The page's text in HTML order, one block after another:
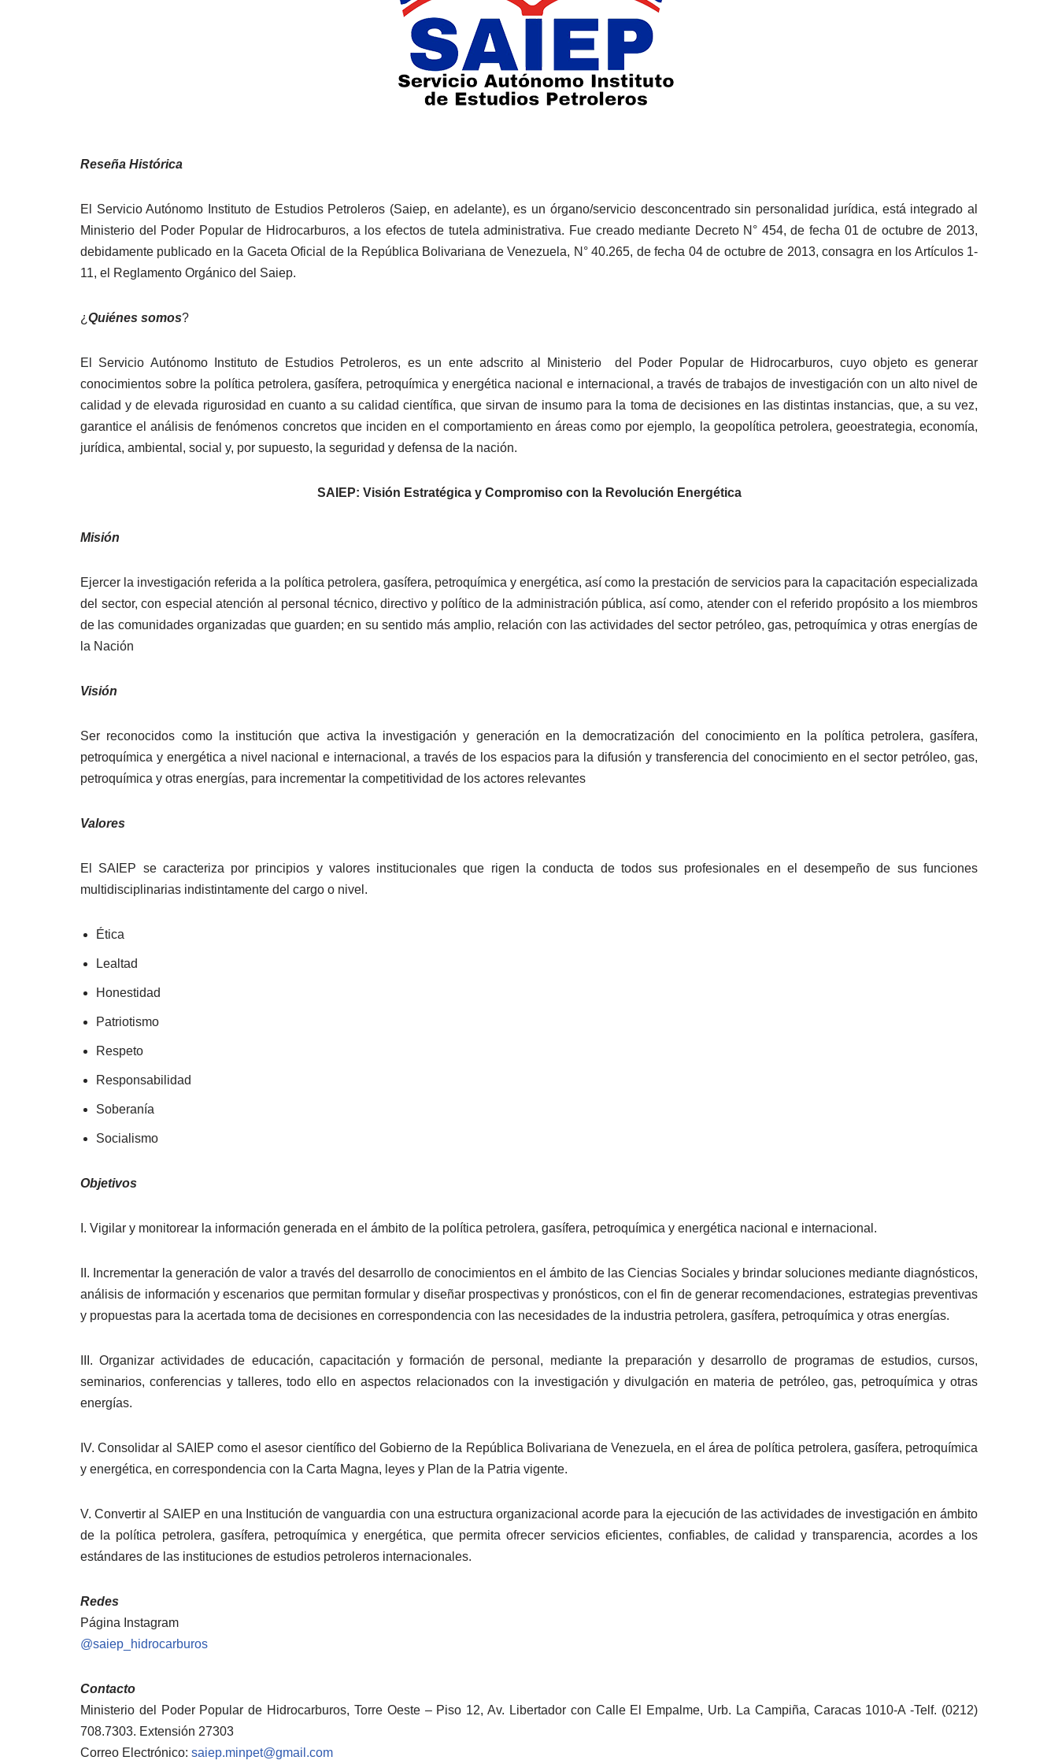
Reseña Histórica
El Servicio Autónomo Instituto de Estudios Petroleros (Saiep, en adelante), es un órgano/servicio desconcentrado sin personalidad jurídica, está integrado al
Ministerio del Poder Popular de Hidrocarburos, a los efectos de tutela administrativa. Fue creado mediante Decreto N° 454, de fecha 01 de octubre de 2013,
debidamente publicado en la Gaceta Oficial de la República Bolivariana de Venezuela, N° 40.265, de fecha 04 de octubre de 2013, consagra en los Artículos 1-
11, el Reglamento Orgánico del Saiep.
¿ Quiénes somos?
El Servicio Autónomo Instituto de Estudios Petroleros, es un ente adscrito al Ministerio del Poder Popular de Hidrocarburos, cuyo objeto es generar
conocimientos sobre la política petrolera, gasífera, petroquímica y energética nacional e internacional, a través de trabajos de investigación con un alto nivel de
calidad y de elevada rigurosidad en cuanto a su calidad científica, que sirvan de insumo para la toma de decisiones en las distintas instancias, que, a su vez,
garantice el análisis de fenómenos concretos que inciden en el comportamiento en áreas como por ejemplo, la geopolítica petrolera, geoestrategia, economía,
jurídica, ambiental, social y, por supuesto, la seguridad y defensa de la nación.
SAIEP: Visión Estratégica y Compromiso con la Revolución Energética
Misión
Ejercer la investigación referida a la política petrolera, gasífera, petroquímica y energética, así como la prestación de servicios para la capacitación especializada
del sector, con especial atención al personal técnico, directivo y político de la administración pública, así como, atender con el referido propósito a los miembros
de las comunidades organizadas que guarden; en su sentido más amplio, relación con las actividades del sector petróleo, gas, petroquímica y otras energías de
la Nación
Visión
Ser reconocidos como la institución que activa la investigación y generación en la democratización del conocimiento en la política petrolera, gasífera,
petroquímica y energética a nivel nacional e internacional, a través de los espacios para la difusión y transferencia del conocimiento en el sector petróleo, gas,
petroquímica y otras energías, para incrementar la competitividad de los actores relevantes
Valores
El SAIEP se caracteriza por principios y valores institucionales que rigen la conducta de todos sus profesionales en el desempeño de sus funciones
multidisciplinarias indistintamente del cargo o nivel.
Ética
Lealtad
Honestidad
Patriotismo
Respeto
Responsabilidad
Soberanía
Socialismo
Objetivos
I. Vigilar y monitorear la información generada en el ámbito de la política petrolera, gasífera, petroquímica y energética nacional e internacional.
II. Incrementar la generación de valor a través del desarrollo de conocimientos en el ámbito de las Ciencias Sociales y brindar soluciones mediante diagnósticos,
análisis de información y escenarios que permitan formular y diseñar prospectivas y pronósticos, con el fin de generar recomendaciones, estrategias preventivas
y propuestas para la acertada toma de decisiones en correspondencia con las necesidades de la industria petrolera, gasífera, petroquímica y otras energías.
III. Organizar actividades de educación, capacitación y formación de personal, mediante la preparación y desarrollo de programas de estudios, cursos,
seminarios, conferencias y talleres, todo ello en aspectos relacionados con la investigación y divulgación en materia de petróleo, gas, petroquímica y otras
energías.
IV. Consolidar al SAIEP como el asesor científico del Gobierno de la República Bolivariana de Venezuela, en el área de política petrolera, gasífera, petroquímica
y energética, en correspondencia con la Carta Magna, leyes y Plan de la Patria vigente.
V. Convertir al SAIEP en una Institución de vanguardia con una estructura organizacional acorde para la ejecución de las actividades de investigación en ámbito
de la política petrolera, gasífera, petroquímica y energética, que permita ofrecer servicios eficientes, confiables, de calidad y transparencia, acordes a los
estándares de las instituciones de estudios petroleros internacionales.
Redes
Página Instagram
@saiep_hidrocarburos
Contacto
Ministerio del Poder Popular de Hidrocarburos, Torre Oeste – Piso 12, Av. Libertador con Calle El Empalme, Urb. La Campiña, Caracas 1010-A -Telf. (0212)
708.7303. Extensión 27303
Correo Electrónico: saiep.minpet@gmail.com